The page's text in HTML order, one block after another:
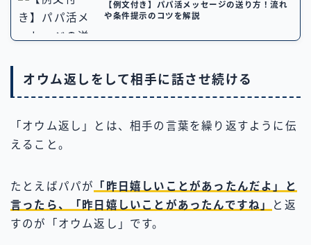
【例文付き】パパ活メッセージの送り方！流れ
や条件提示のコツを解説
オウム返しをして相手に話させ続ける
「オウム返し」とは、相手の言葉を繰り返すように伝
えること。
たとえばパパが
「昨日嬉しいことがあったんだよ」と
言ったら、「昨日嬉しいことがあったんですね」
と返
すのが「オウム返し」です。